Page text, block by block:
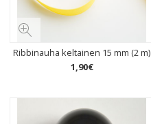
Ribbinauha keltainen 15 mm (2 m)
1,90€